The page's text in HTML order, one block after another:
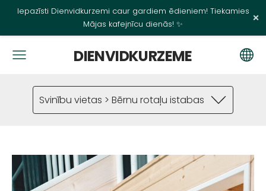
Iepazīsti Dienvidkurzemi caur gardiem ēdieniem! Tiekamies
Mājas kafejnīcu dienās! ✨
×
DIENVIDKURZEME
Svinību vietas > Bērnu rotaļu istabas